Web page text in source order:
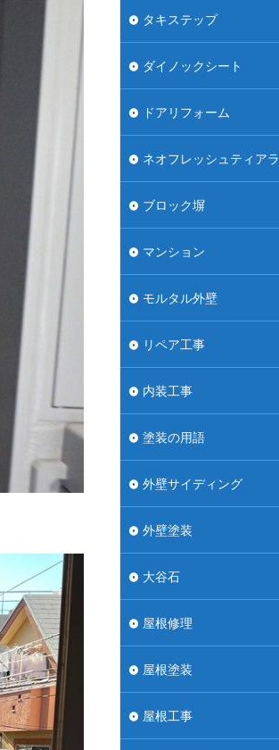
タキステップ
ダイノックシート
ドアリフォーム
ネオフレッシュティアラ
ブロック塀
マンション
モルタル外壁
リペア工事
内装工事
塗装の用語
外壁サイディング
外壁塗装
大谷石
屋根修理
屋根塗装
屋根工事